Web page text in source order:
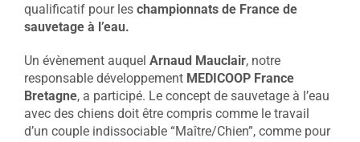
qualificatif pour les championnats de France de
sauvetage à l’eau.
Un évènement auquel Arnaud Mauclair, notre
responsable développement MEDICOOP France
Bretagne, a participé. Le concept de sauvetage à l’eau
avec des chiens doit être compris comme le travail
d’un couple indissociable “Maître/Chien”, comme pour